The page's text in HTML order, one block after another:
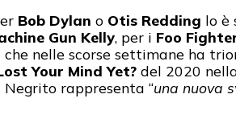
Bob Dylan o Otis Redding lo è
Gun Kelly, per i Foo
nelle scorse settimane ha
Your Mind Yet? del 2020
rappresenta “una nuova